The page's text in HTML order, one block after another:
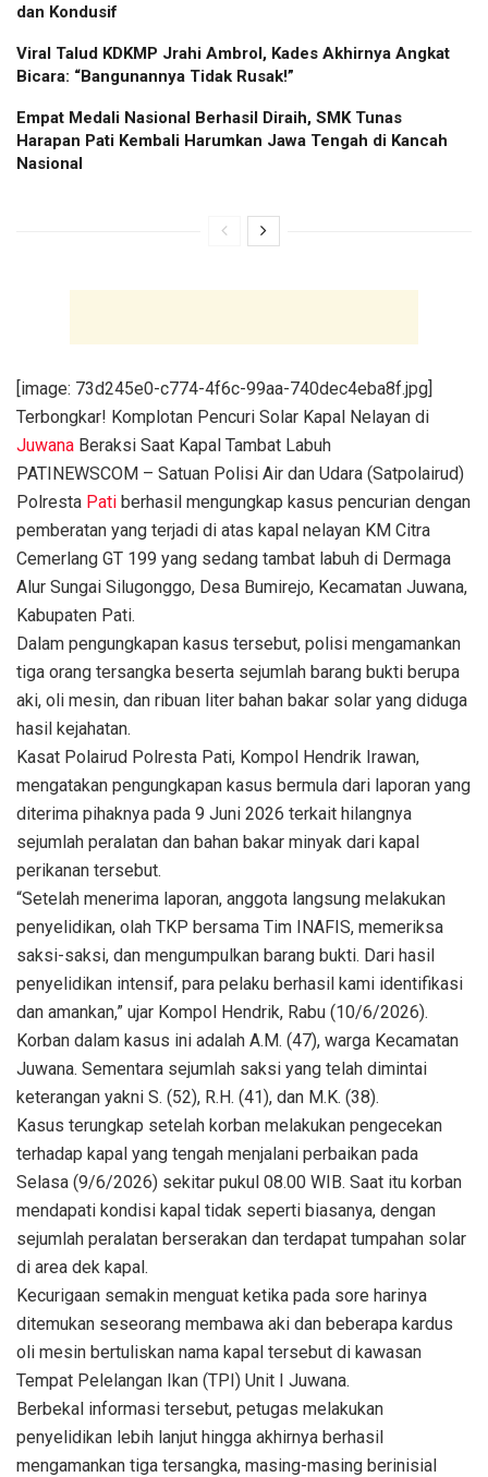
dan Kondusif
Viral Talud KDKMP Jrahi Ambrol, Kades Akhirnya Angkat
Bicara: “Bangunannya Tidak Rusak!”
Empat Medali Nasional Berhasil Diraih, SMK Tunas
Harapan Pati Kembali Harumkan Jawa Tengah di Kancah
Nasional
[image: 73d245e0-c774-4f6c-99aa-740dec4eba8f.jpg]
Terbongkar! Komplotan Pencuri Solar Kapal Nelayan di
Juwana Beraksi Saat Kapal Tambat Labuh
PATINEWSCOM – Satuan Polisi Air dan Udara (Satpolairud)
Polresta Pati berhasil mengungkap kasus pencurian dengan
pemberatan yang terjadi di atas kapal nelayan KM Citra
Cemerlang GT 199 yang sedang tambat labuh di Dermaga
Alur Sungai Silugonggo, Desa Bumirejo, Kecamatan Juwana,
Kabupaten Pati.
Dalam pengungkapan kasus tersebut, polisi mengamankan
tiga orang tersangka beserta sejumlah barang bukti berupa
aki, oli mesin, dan ribuan liter bahan bakar solar yang diduga
hasil kejahatan.
Kasat Polairud Polresta Pati, Kompol Hendrik Irawan,
mengatakan pengungkapan kasus bermula dari laporan yang
diterima pihaknya pada 9 Juni 2026 terkait hilangnya
sejumlah peralatan dan bahan bakar minyak dari kapal
perikanan tersebut.
“Setelah menerima laporan, anggota langsung melakukan
penyelidikan, olah TKP bersama Tim INAFIS, memeriksa
saksi-saksi, dan mengumpulkan barang bukti. Dari hasil
penyelidikan intensif, para pelaku berhasil kami identifikasi
dan amankan,” ujar Kompol Hendrik, Rabu (10/6/2026).
Korban dalam kasus ini adalah A.M. (47), warga Kecamatan
Juwana. Sementara sejumlah saksi yang telah dimintai
keterangan yakni S. (52), R.H. (41), dan M.K. (38).
Kasus terungkap setelah korban melakukan pengecekan
terhadap kapal yang tengah menjalani perbaikan pada
Selasa (9/6/2026) sekitar pukul 08.00 WIB. Saat itu korban
mendapati kondisi kapal tidak seperti biasanya, dengan
sejumlah peralatan berserakan dan terdapat tumpahan solar
di area dek kapal.
Kecurigaan semakin menguat ketika pada sore harinya
ditemukan seseorang membawa aki dan beberapa kardus
oli mesin bertuliskan nama kapal tersebut di kawasan
Tempat Pelelangan Ikan (TPI) Unit I Juwana.
Berbekal informasi tersebut, petugas melakukan
penyelidikan lebih lanjut hingga akhirnya berhasil
mengamankan tiga tersangka, masing-masing berinisial